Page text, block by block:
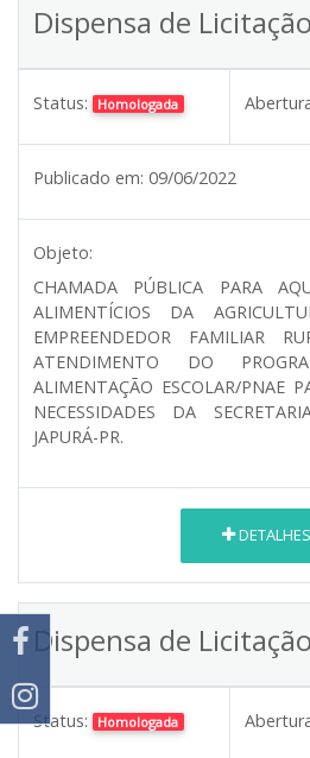
Dispensa de
Status: Homologada
Publicado em: 09/06/2022
Objeto:
CHAMADA PÚBLICA PARA
ALIMENTÍCIOS DA
EMPREENDEDOR FAMILIAR
ATENDIMENTO DO
ALIMENTAÇÃO ESCOLAR/PNAE
NECESSIDADES DA
JAPURÁ-PR.
DETALHES
Dispensa de
Status: Homologada